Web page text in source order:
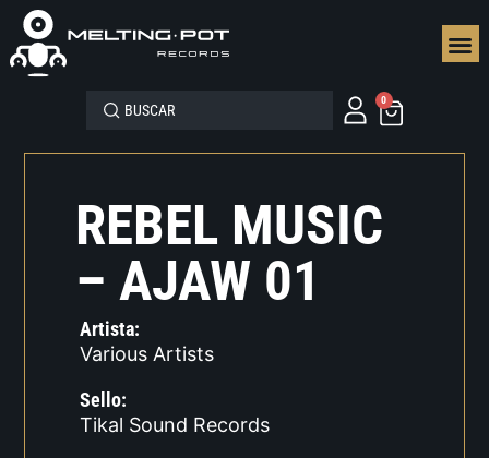
0
REBEL MUSIC
– AJAW 01
Artista:
Various Artists
Sello:
Tikal Sound Records